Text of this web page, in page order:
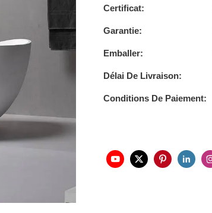
Certificat:
Garantie:
Emballer:
Délai De Livraison:
Conditions De Paiement: